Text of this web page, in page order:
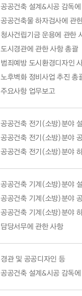
공공건축 설계&시공 감독
공공건축물 하자검사에 관
청사건립기금 운용에 관한
도시경관에 관한 사항 총괄
범죄예방 도시환경디자인
노후벽화 정비사업 추진 총
주요사항 업무보고
공공건축 전기(소방)분야
공공건축 전기(소방)분야
공공건축 전기(소방)분야
공공건축 기계(소방)분야
공공건축 기계(소방)분야
공공건축 기계(소방)분야
담당서무에 관한 사항
경관 및 공공디자인 등
공공건축 설계&시공 감독